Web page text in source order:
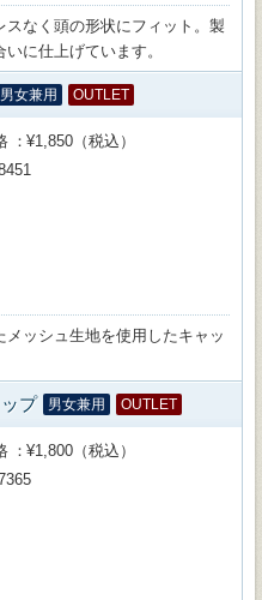
なく頭の形状にフィット。製
に仕上げています。
男女兼用 OUTLET
¥1,850（税込）
ッシュ生地を使用したキャッ
プ 男女兼用 OUTLET
¥1,800（税込）